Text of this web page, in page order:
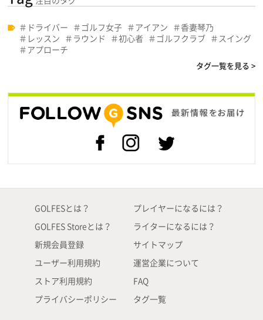
ドライバー ゴルフ女子 アイアン
香妻琴乃
レッスン
ラウンド 初心者 ゴルフクラブ
スイング
アプローチ
タグ一覧を見る >
GOLFESとは？
GOLFES Storeとは？
新規会員登録
ユーザー利用規約
ストア利用規約
プライバシーポリシー
プレイヤーになるには？
ライターになるには？
サイトマップ
運営企業について
FAQ
タグ一覧